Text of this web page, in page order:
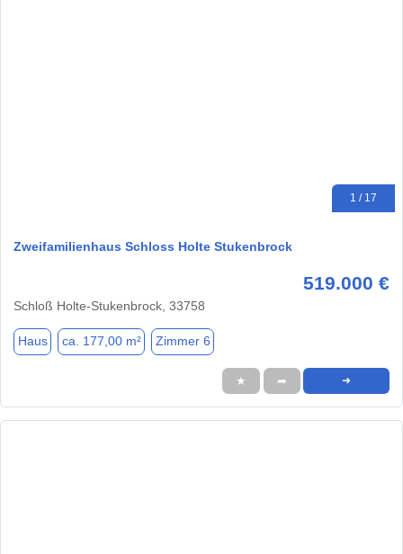
1 / 17
Zweifamilienhaus Schloss Holte Stukenbrock
519.000 €
Schloß Holte-Stukenbrock, 33758
Haus ca. 177,00 m² Zimmer 6
★ ➦ ➜